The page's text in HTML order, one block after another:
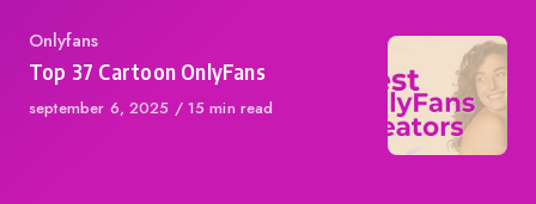
Category
Onlyfans
Top 37 Cartoon OnlyFans
Published
september 6, 2025 15 min read